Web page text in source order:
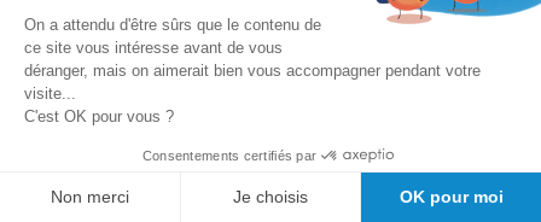
5% de remise valable sur votre prochaine commande de matériel
médical !
Offres promotionnelles, nouveautés, dernières tendances : soyez les
premiers informés !
A propos de Girodmedical
Qui sommes-nous?
Mandats administratifs Chorus
Le Blog de GirodMedical
On a attendu d'être sûrs que le contenu de
ce site vous intéresse avant de vous
déranger, mais on aimerait bien vous accompagner pendant votre
visite...
C'est OK pour vous ?
Consentements certifiés par
Non merci Je choisis OK pour moi